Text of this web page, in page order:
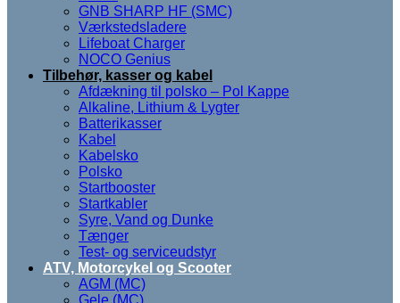
GNB SHARP HF (SMC)
Værkstedsladere
Lifeboat Charger
NOCO Genius
Tilbehør, kasser og kabel
Afdækning til polsko – Pol Kappe
Alkaline, Lithium & Lygter
Batterikasser
Kabel
Kabelsko
Polsko
Startbooster
Startkabler
Syre, Vand og Dunke
Tænger
Test- og serviceudstyr
ATV, Motorcykel og Scooter
AGM (MC)
Gele (MC)